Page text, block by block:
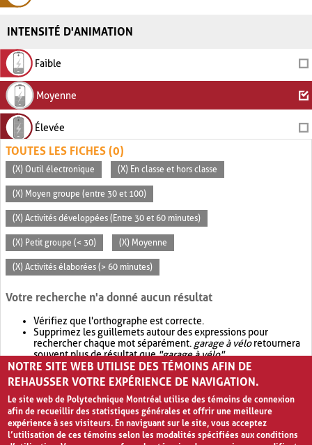
INTENSITÉ D'ANIMATION
Faible
Moyenne
Élevée
TOUTES LES FICHES (0)
(X) Outil électronique (X) En classe et hors classe
(X) Moyen groupe (entre 30 et 100)
(X) Activités développées (Entre 30 et 60 minutes)
(X) Petit groupe (< 30) (X) Moyenne
(X) Activités élaborées (> 60 minutes)
Votre recherche n'a donné aucun résultat
Vérifiez que l'orthographe est correcte.
Supprimez les guillemets autour des expressions pour
rechercher chaque mot séparément. garage à véloretournera
souvent plus de résultat que"garage à vélo".
Envisagez d'élargir votre recherche avec OR.garage OR vélo
retournera souvent plus de résultat quegarage à vélo
NOTRE SITE WEB UTILISE DES TÉMOINS AFIN DE
REHAUSSER VOTRE EXPÉRIENCE DE NAVIGATION.
Le site web de Polytechnique Montréal utilise des témoins de connexion
afin de recueillir des statistiques générales et offrir une meilleure
expérience à ses visiteurs. En naviguant sur le site, vous acceptez
l’utilisation de ces témoins selon les modalités spécifiées aux conditions